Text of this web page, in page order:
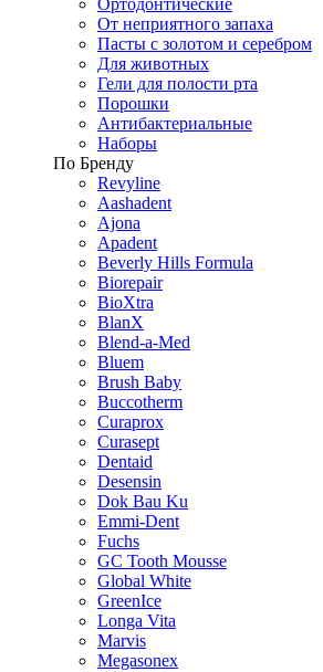
Ортодонтические
От неприятного запаха
Пасты с золотом и серебром
Для животных
Гели для полости рта
Порошки
Антибактериальные
Наборы
По Бренду
Revyline
Aashadent
Ajona
Apadent
Beverly Hills Formula
Biorepair
BioXtra
BlanX
Blend-a-Med
Bluem
Brush Baby
Buccotherm
Curaprox
Curasept
Dentaid
Desensin
Dok Bau Ku
Emmi-Dent
Fuchs
GC Tooth Mousse
Global White
GreenIce
Longa Vita
Marvis
Megasonex